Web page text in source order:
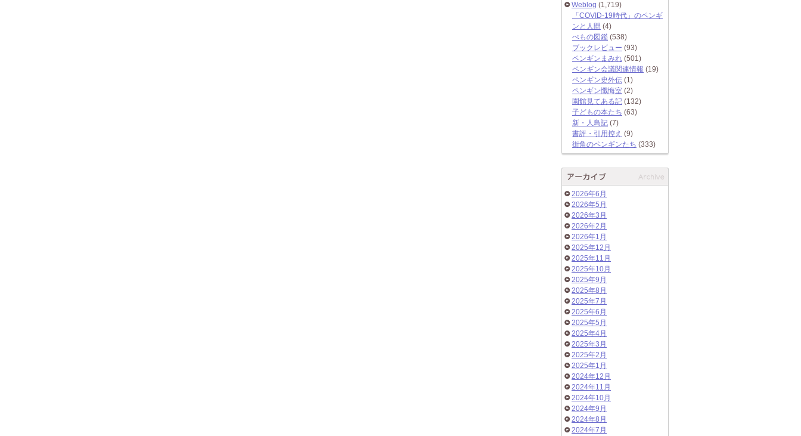
Weblog (1,719)
「COVID-19時代」のペンギ
ンと人間 (4)
ぺもの図鑑 (538)
ブックレビュー (93)
ペンギンまみれ (501)
ペンギン会議関連情報 (19)
ペンギン史外伝 (1)
ペンギン懺悔室 (2)
園館見てある記 (132)
子どもの本たち (63)
新・人鳥記 (7)
書評・引用控え (9)
街角のペンギンたち (333)
2026年6月
2026年5月
2026年3月
2026年2月
2026年1月
2025年12月
2025年11月
2025年10月
2025年9月
2025年8月
2025年7月
2025年6月
2025年5月
2025年4月
2025年3月
2025年2月
2025年1月
2024年12月
2024年11月
2024年10月
2024年9月
2024年8月
2024年7月